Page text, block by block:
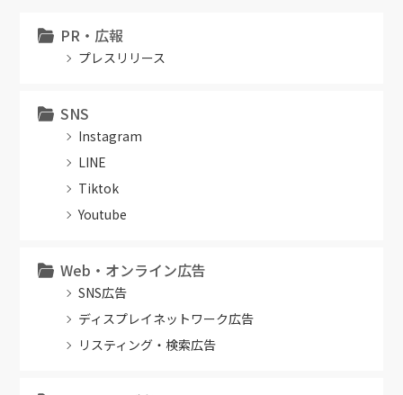
PR・広報
プレスリリース
SNS
Instagram
LINE
Tiktok
Youtube
Web・オンライン広告
SNS広告
ディスプレイネットワーク広告
リスティング・検索広告